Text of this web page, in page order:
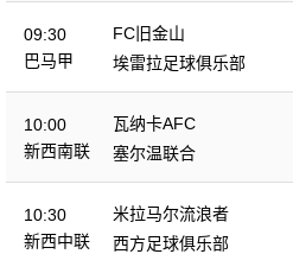
09:30
巴马甲
FC旧金山
埃雷拉足球俱乐部
10:00
新西南联
瓦纳卡AFC
塞尔温联合
10:30
新西中联
米拉马尔流浪者
西方足球俱乐部